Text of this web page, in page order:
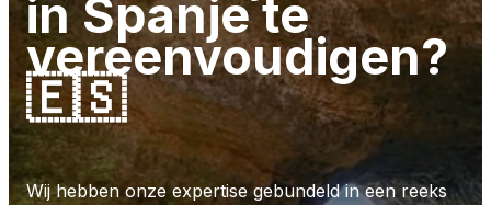
in Spanje te
vereenvoudigen?
🇪🇸
Wij hebben onze expertise gebundeld in een reeks